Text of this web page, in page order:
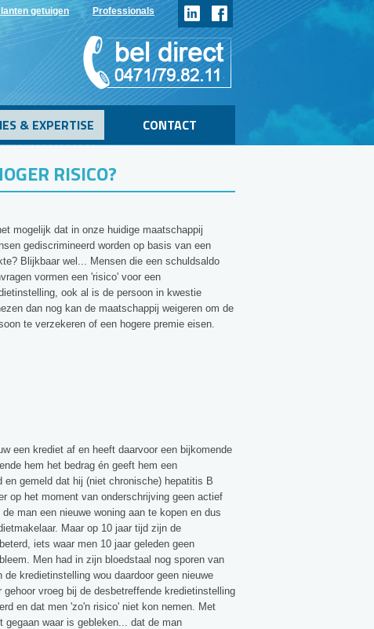
getuigen Professionals
& EXPERTISE CONTACT
RISICO?
mogelijk dat in onze huidige maatschappij
gediscrimineerd worden op basis van een
Blijkbaar wel... Mensen die een schuldsaldo
vormen een 'risico' voor een
ook al is de persoon in kwestie
dan nog kan de maatschappij weigeren om de
te verzekeren of een hogere premie eisen.
een krediet af en heeft daarvoor een bijkomende
hem het bedrag én geeft hem een
gemeld dat hij (niet chronische) hepatitis B
op het moment van onderschrijving geen actief
man een nieuwe woning aan te kopen en dus
Maar op 10 jaar tijd zijn de
iets waar men 10 jaar geleden geen
Men had in zijn bloedstaal nog sporen van
kredietinstelling wou daardoor geen nieuwe
vroeg bij de desbetreffende kredietinstelling
en dat men 'zo'n risico' niet kon nemen. Met
waar is gebleken... dat de man